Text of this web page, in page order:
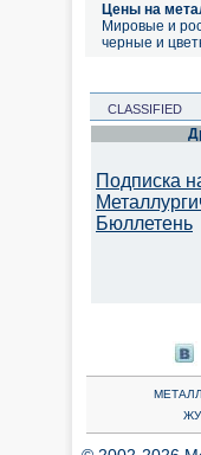
Цены на
Мировые и
черные и
CLASSIFIED
Подписка
Бюллетень